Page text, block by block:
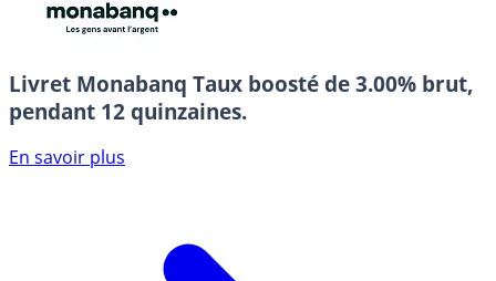
Livret Monabanq Taux boosté de 3.00% brut,
pendant 12 quinzaines.
En savoir plus